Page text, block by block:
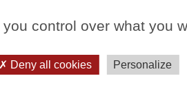
control over what you
Deny all cookies Personalize